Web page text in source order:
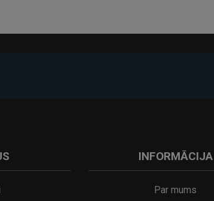
A
kumulatora LED galda lampa SERINA Mini Ø80×200 mm..
21.95€
INFORMĀCIJA
Par mums